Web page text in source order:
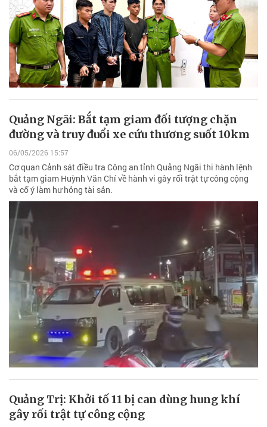
Quảng Ngãi: Bắt tạm giam đối tượng chặn
đường và truy đuổi xe cứu thương suốt 10km
06/05/2026 15:57
Cơ quan Cảnh sát điều tra Công an tỉnh Quảng Ngãi thi hành lệnh
bắt tạm giam Huỳnh Văn Chí về hành vi gây rối trật tự công cộng
và cố ý làm hư hỏng tài sản.
Quảng Trị: Khởi tố 11 bị can dùng hung khí
gây rối trật tự công cộng